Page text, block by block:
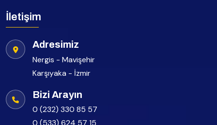
İletişim
Adresimiz
Nergis - Mavişehir
Karşıyaka - İzmir
Bizi Arayın
0 (232) 330 85 57